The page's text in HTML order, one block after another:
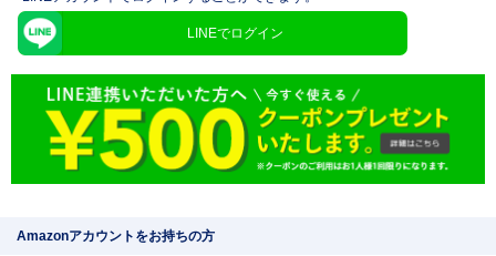
LINEでログイン
Amazonアカウントをお持ちの方